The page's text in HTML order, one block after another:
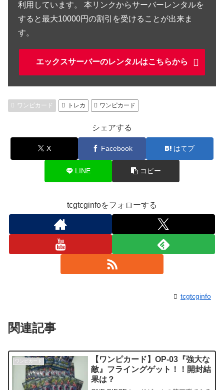
利用しています。 本リンクからサーバーレンタルを
すると最大10000円の割引を受けることが出来ま
す。
エックスサーバーのレンタルはこちらから
ワンピカード トレカ ワンピカード
シェアする
X Facebook はてブ
LINE コピー
tcgtcginfoをフォローする
tcgtcginfo
関連記事
ワンピカード
【ワンピカード】OP-03『強大な
敵』フライングゲット！！開封結
果は？